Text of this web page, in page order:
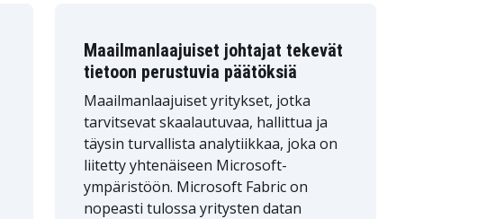
Maailmanlaajuiset johtajat tekevät
tietoon perustuvia päätöksiä
Maailmanlaajuiset yritykset, jotka
tarvitsevat skaalautuvaa, hallittua ja
täysin turvallista analytiikkaa, joka on
liitetty yhtenäiseen Microsoft-
ympäristöön. Microsoft Fabric on
nopeasti tulossa yritysten datan